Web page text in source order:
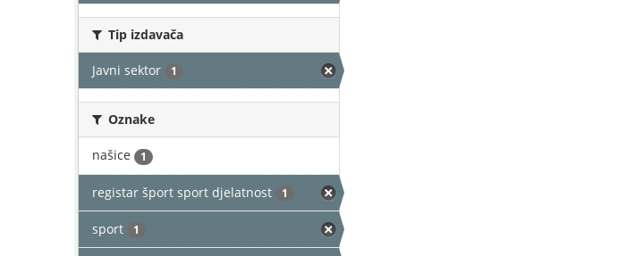
Tip izdavača
Javni sektor 1
Oznake
našice 1
registar šport sport djelatnost 1
sport 1